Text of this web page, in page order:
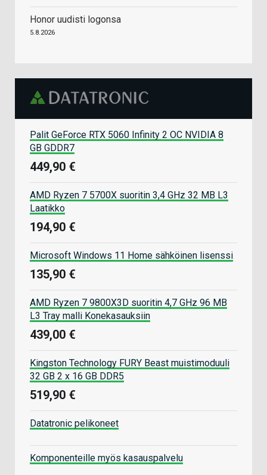
Honor uudisti logonsa
5.8.2026
Palit GeForce RTX 5060 Infinity 2 OC NVIDIA 8
GB GDDR7
449,90 €
AMD Ryzen 7 5700X suoritin 3,4 GHz 32 MB L3
Laatikko
194,90 €
Microsoft Windows 11 Home sähköinen lisenssi
135,90 €
AMD Ryzen 7 9800X3D suoritin 4,7 GHz 96 MB
L3 Tray malli Konekasauksiin
439,00 €
Kingston Technology FURY Beast muistimoduuli
32 GB 2 x 16 GB DDR5
519,90 €
Datatronic pelikoneet
Komponenteille myös kasauspalvelu